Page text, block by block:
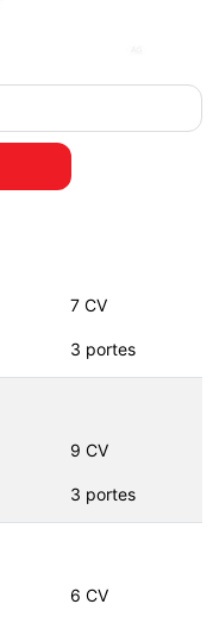
7 CV
3 portes
9 CV
3 portes
6 CV